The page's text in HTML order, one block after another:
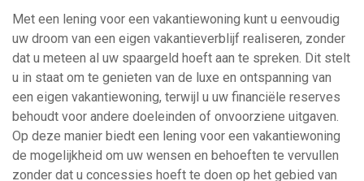
Met een lening voor een vakantiewoning kunt u eenvoudig
uw droom van een eigen vakantieverblijf realiseren, zonder
dat u meteen al uw spaargeld hoeft aan te spreken. Dit stelt
u in staat om te genieten van de luxe en ontspanning van
een eigen vakantiewoning, terwijl u uw financiële reserves
behoudt voor andere doeleinden of onvoorziene uitgaven.
Op deze manier biedt een lening voor een vakantiewoning
de mogelijkheid om uw wensen en behoeften te vervullen
zonder dat u concessies hoeft te doen op het gebied van